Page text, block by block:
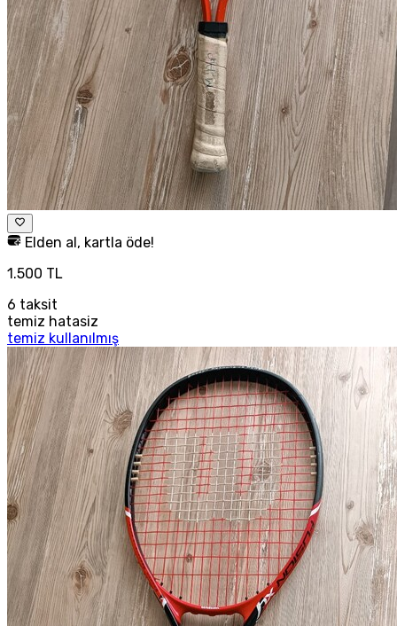
Elden al, kartla öde!
1.500 TL
6 taksit
temiz hatasiz
temiz kullanılmış